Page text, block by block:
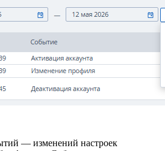
— изменений настроек